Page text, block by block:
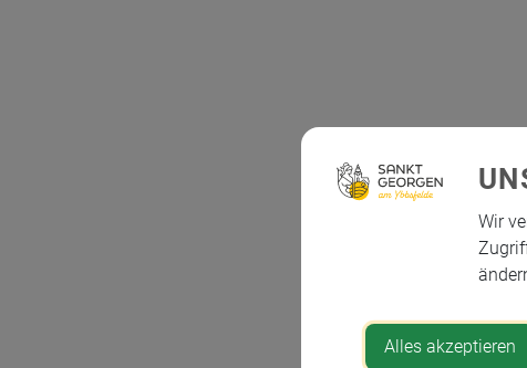
Wir
Alles akzeptieren